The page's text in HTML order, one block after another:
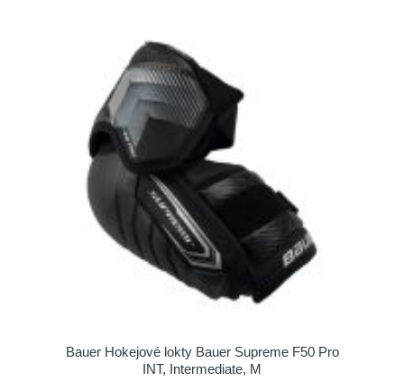
Bauer Hokejové lokty Bauer Supreme F50 Pro
INT, Intermediate, M